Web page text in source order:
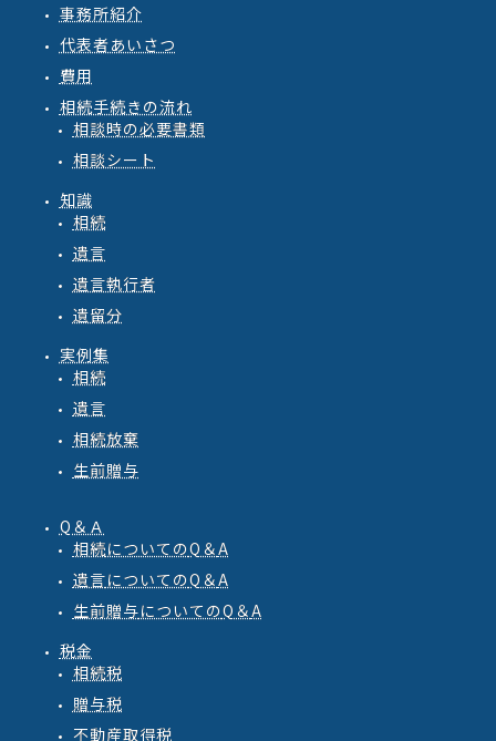
事務所紹介
代表者あいさつ
費用
相続手続きの流れ
相談時の必要書類
相談シート
知識
相続
遺言
遺言執行者
遺留分
実例集
相続
遺言
相続放棄
生前贈与
Q＆Ａ
相続についてのQ ＆A
遺言についてのQ ＆A
生前贈与についてのQ ＆A
税金
相続税
贈与税
不動産取得税